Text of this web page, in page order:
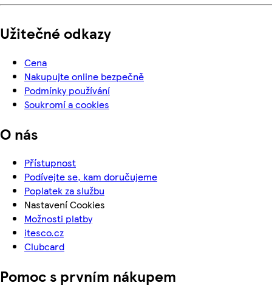
Užitečné odkazy
Cena
Nakupujte online bezpečně
Podmínky používání
Soukromí a cookies
O nás
Přístupnost
Podívejte se, kam doručujeme
Poplatek za službu
Nastavení Cookies
Možnosti platby
itesco.cz
Clubcard
Pomoc s prvním nákupem